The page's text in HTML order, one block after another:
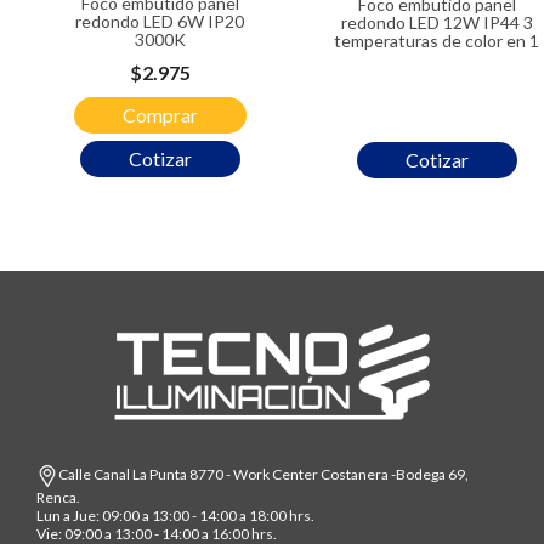
redondo LED 6W IP20
3000K
Cotizar
Precio
$2.975
Comprar
Foco embutido panel
redondo LED 12W IP44 3
temperaturas de color en 1
Cotizar
Calle Canal La Punta 8770 - Work Center Costanera -Bodega 69,
Renca.
Lun a Jue: 09:00 a 13:00 - 14:00 a 18:00 hrs.
Vie: 09:00 a 13:00 - 14:00 a 16:00 hrs.